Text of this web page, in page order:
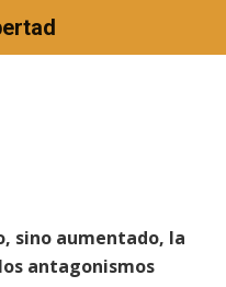
sino aumentado, la
antagonismos